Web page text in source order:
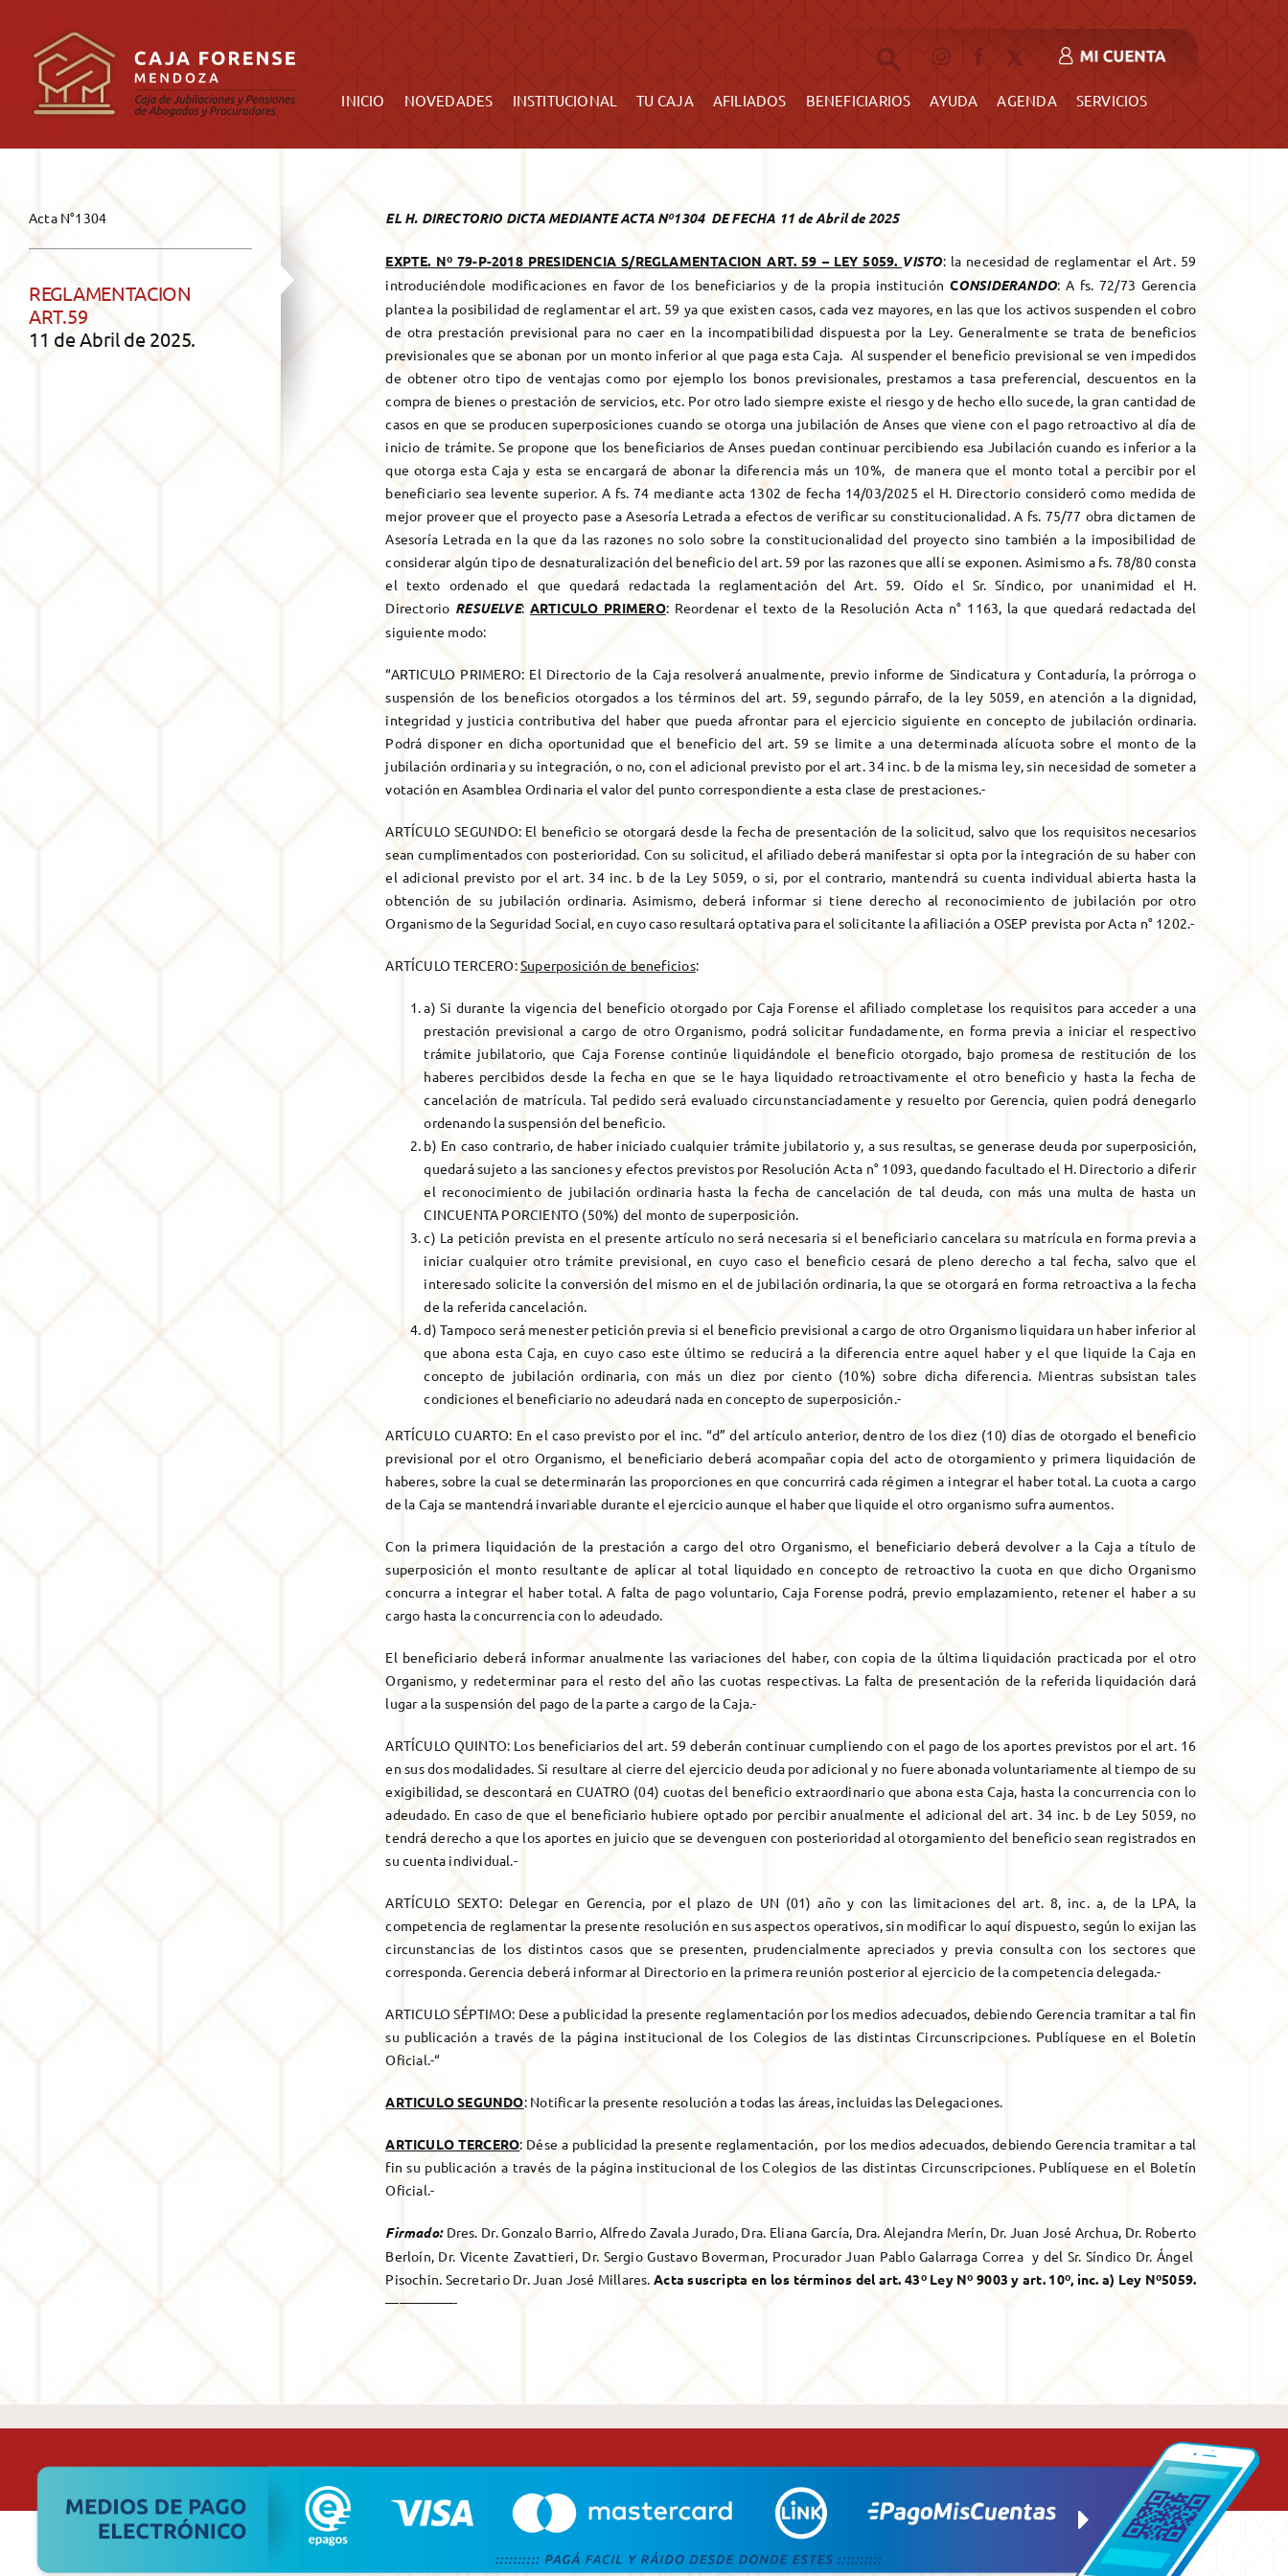
contenido
INICIO NOVEDADES INSTITUCIONAL TU CAJA AFILIADOS BENEFICIARIOS AYUDA AGENDA SERVICIOS
NOVEDADES INSTITUCIONAL TU CAJA AFILIADOS BENEFICIARIOS AGENDA
Acta N°1304
REGLAMENTACION
ART.59
11 de Abril de 2025.
EL H. DIRECTORIO DICTA MEDIANTE ACTA Nº1304 DE FECHA 11 de Abril de 2025
EXPTE. Nº 79-P-2018 PRESIDENCIA S/REGLAMENTACION ART. 59 – LEY 5059. VISTO: la necesidad de reglamentar el Art. 59
introduciéndole modificaciones en favor de los beneficiarios y de la propia institución CONSIDERANDO: A fs. 72/73 Gerencia
plantea la posibilidad de reglamentar el art. 59 ya que existen casos, cada vez mayores, en las que los activos suspenden el cobro
de otra prestación previsional para no caer en la incompatibilidad dispuesta por la Ley. Generalmente se trata de beneficios
previsionales que se abonan por un monto inferior al que paga esta Caja. Al suspender el beneficio previsional se ven impedidos
de obtener otro tipo de ventajas como por ejemplo los bonos previsionales, prestamos a tasa preferencial, descuentos en la
compra de bienes o prestación de servicios, etc. Por otro lado siempre existe el riesgo y de hecho ello sucede, la gran cantidad de
casos en que se producen superposiciones cuando se otorga una jubilación de Anses que viene con el pago retroactivo al día de
inicio de trámite. Se propone que los beneficiarios de Anses puedan continuar percibiendo esa Jubilación cuando es inferior a la
que otorga esta Caja y esta se encargará de abonar la diferencia más un 10%, de manera que el monto total a percibir por el
beneficiario sea levente superior. A fs. 74 mediante acta 1302 de fecha 14/03/2025 el H. Directorio consideró como medida de
mejor proveer que el proyecto pase a Asesoría Letrada a efectos de verificar su constitucionalidad. A fs. 75/77 obra dictamen de
Asesoría Letrada en la que da las razones no solo sobre la constitucionalidad del proyecto sino también a la imposibilidad de
considerar algún tipo de desnaturalización del beneficio del art. 59 por las razones que allí se exponen. Asimismo a fs. 78/80 consta
el texto ordenado el que quedará redactada la reglamentación del Art. 59. Oído el Sr. Síndico, por unanimidad el H.
Directorio RESUELVE: ARTICULO PRIMERO: Reordenar el texto de la Resolución Acta n° 1163, la que quedará redactada del
siguiente modo:
“ARTICULO PRIMERO: El Directorio de la Caja resolverá anualmente, previo informe de Sindicatura y Contaduría, la prórroga o
suspensión de los beneficios otorgados a los términos del art. 59, segundo párrafo, de la ley 5059, en atención a la dignidad,
integridad y justicia contributiva del haber que pueda afrontar para el ejercicio siguiente en concepto de jubilación ordinaria.
Podrá disponer en dicha oportunidad que el beneficio del art. 59 se limite a una determinada alícuota sobre el monto de la
jubilación ordinaria y su integración, o no, con el adicional previsto por el art. 34 inc. b de la misma ley, sin necesidad de someter a
votación en Asamblea Ordinaria el valor del punto correspondiente a esta clase de prestaciones.-
ARTÍCULO SEGUNDO: El beneficio se otorgará desde la fecha de presentación de la solicitud, salvo que los requisitos necesarios
sean cumplimentados con posterioridad. Con su solicitud, el afiliado deberá manifestar si opta por la integración de su haber con
el adicional previsto por el art. 34 inc. b de la Ley 5059, o si, por el contrario, mantendrá su cuenta individual abierta hasta la
obtención de su jubilación ordinaria. Asimismo, deberá informar si tiene derecho al reconocimiento de jubilación por otro
Organismo de la Seguridad Social, en cuyo caso resultará optativa para el solicitante la afiliación a OSEP prevista por Acta n° 1202.-
ARTÍCULO TERCERO:Superposición de beneficios:
a) Si durante la vigencia del beneficio otorgado por Caja Forense el afiliado completase los requisitos para acceder a una
prestación previsional a cargo de otro Organismo, podrá solicitar fundadamente, en forma previa a iniciar el respectivo
trámite jubilatorio, que Caja Forense continúe liquidándole el beneficio otorgado, bajo promesa de restitución de los
haberes percibidos desde la fecha en que se le haya liquidado retroactivamente el otro beneficio y hasta la fecha de
cancelación de matrícula. Tal pedido será evaluado circunstanciadamente y resuelto por Gerencia, quien podrá denegarlo
ordenando la suspensión del beneficio.
b) En caso contrario, de haber iniciado cualquier trámite jubilatorio y, a sus resultas, se generase deuda por superposición,
quedará sujeto a las sanciones y efectos previstos por Resolución Acta n° 1093, quedando facultado el H. Directorio a diferir
el reconocimiento de jubilación ordinaria hasta la fecha de cancelación de tal deuda, con más una multa de hasta un
CINCUENTA PORCIENTO (50%) del monto de superposición.
c) La petición prevista en el presente artículo no será necesaria si el beneficiario cancelara su matrícula en forma previa a
iniciar cualquier otro trámite previsional, en cuyo caso el beneficio cesará de pleno derecho a tal fecha, salvo que el
interesado solicite la conversión del mismo en el de jubilación ordinaria, la que se otorgará en forma retroactiva a la fecha
de la referida cancelación.
d) Tampoco será menester petición previa si el beneficio previsional a cargo de otro Organismo liquidara un haber inferior al
que abona esta Caja, en cuyo caso este último se reducirá a la diferencia entre aquel haber y el que liquide la Caja en
concepto de jubilación ordinaria, con más un diez por ciento (10%) sobre dicha diferencia. Mientras subsistan tales
condiciones el beneficiario no adeudará nada en concepto de superposición.-
ARTÍCULO CUARTO: En el caso previsto por el inc. “d” del artículo anterior, dentro de los diez (10) días de otorgado el beneficio
previsional por el otro Organismo, el beneficiario deberá acompañar copia del acto de otorgamiento y primera liquidación de
haberes, sobre la cual se determinarán las proporciones en que concurrirá cada régimen a integrar el haber total. La cuota a cargo
de la Caja se mantendrá invariable durante el ejercicio aunque el haber que liquide el otro organismo sufra aumentos.
Con la primera liquidación de la prestación a cargo del otro Organismo, el beneficiario deberá devolver a la Caja a título de
superposición el monto resultante de aplicar al total liquidado en concepto de retroactivo la cuota en que dicho Organismo
concurra a integrar el haber total. A falta de pago voluntario, Caja Forense podrá, previo emplazamiento, retener el haber a su
cargo hasta la concurrencia con lo adeudado.
El beneficiario deberá informar anualmente las variaciones del haber, con copia de la última liquidación practicada por el otro
Organismo, y redeterminar para el resto del año las cuotas respectivas. La falta de presentación de la referida liquidación dará
lugar a la suspensión del pago de la parte a cargo de la Caja.-
ARTÍCULO QUINTO: Los beneficiarios del art. 59 deberán continuar cumpliendo con el pago de los aportes previstos por el art. 16
en sus dos modalidades. Si resultare al cierre del ejercicio deuda por adicional y no fuere abonada voluntariamente al tiempo de su
exigibilidad, se descontará en CUATRO (04) cuotas del beneficio extraordinario que abona esta Caja, hasta la concurrencia con lo
adeudado. En caso de que el beneficiario hubiere optado por percibir anualmente el adicional del art. 34 inc. b de Ley 5059, no
tendrá derecho a que los aportes en juicio que se devenguen con posterioridad al otorgamiento del beneficio sean registrados en
su cuenta individual.-
ARTÍCULO SEXTO: Delegar en Gerencia, por el plazo de UN (01) año y con las limitaciones del art. 8, inc. a, de la LPA, la
competencia de reglamentar la presente resolución en sus aspectos operativos, sin modificar lo aquí dispuesto, según lo exijan las
circunstancias de los distintos casos que se presenten, prudencialmente apreciados y previa consulta con los sectores que
corresponda. Gerencia deberá informar al Directorio en la primera reunión posterior al ejercicio de la competencia delegada.-
ARTICULO SÉPTIMO: Dese a publicidad la presente reglamentación por los medios adecuados, debiendo Gerencia tramitar a tal fin
su publicación a través de la página institucional de los Colegios de las distintas Circunscripciones. Publíquese en el Boletín
Oficial.-“
ARTICULO SEGUNDO: Notificar la presente resolución a todas las áreas, incluidas las Delegaciones.
ARTICULO TERCERO: Dése a publicidad la presente reglamentación, por los medios adecuados, debiendo Gerencia tramitar a tal
fin su publicación a través de la página institucional de los Colegios de las distintas Circunscripciones. Publíquese en el Boletín
Oficial.-
Firmado:Dres. Dr. Gonzalo Barrio, Alfredo Zavala Jurado, Dra. Eliana García, Dra. Alejandra Merín, Dr. Juan José Archua, Dr. Roberto
Berloín, Dr. Vicente Zavattieri, Dr. Sergio Gustavo Boverman, Procurador Juan Pablo Galarraga Correa y del Sr. Síndico Dr. Ángel
Pisochin. Secretario Dr. Juan José Millares.Acta suscripta en los términos del art. 43º Ley Nº 9003 y art. 10º, inc. a) Ley Nº5059.
—————-